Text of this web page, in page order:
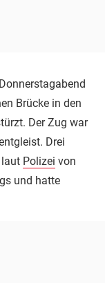
Brücke in den
Der Zug war
Drei
laut Polizei von
und hatte